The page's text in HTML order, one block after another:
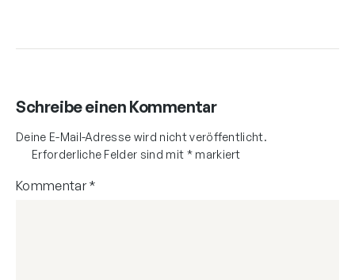
Schreibe einen Kommentar
Deine E-Mail-Adresse wird nicht veröffentlicht.
Erforderliche Felder sind mit *markiert
Kommentar*